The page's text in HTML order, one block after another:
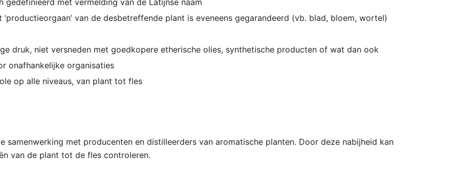
gedefinieerd met vermelding van de Latijnse naam
van de desbetreffende plant is eveneens gegarandeerd (vb. blad, bloem, wortel)
druk, niet versneden met goedkopere etherische olies, synthetische producten of wat dan ook
onafhankelijke organisaties
op alle niveaus, van plant tot fles
samenwerking met producenten en distilleerders van aromatische planten. Door deze nabijheid kan
van de plant tot de fles controleren.